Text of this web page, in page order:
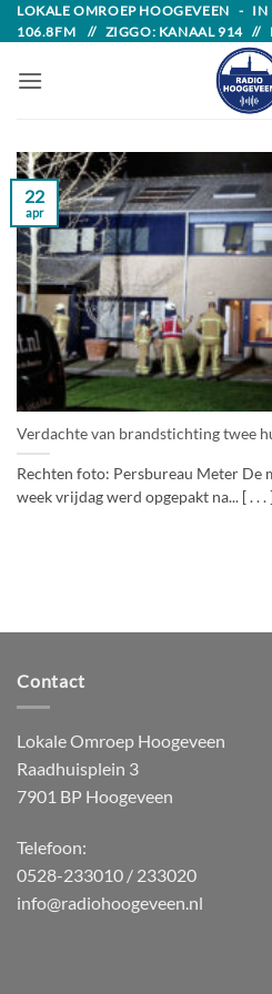
Skip
to
content
LOKALE OMROEP HOOGEVEEN - IN
106.8FM // ZIGGO: KANAAL 914 //
Verdachte van brandstichting twee
Rechten foto: Persbureau Meter De
week vrijdag werd opgepakt na... [ . . . ]
22
apr
Contact
Lokale Omroep Hoogeveen
Raadhuisplein 3
7901 BP Hoogeveen
Telefoon:
0528-233010 / 233020
info@radiohoogeveen.nl